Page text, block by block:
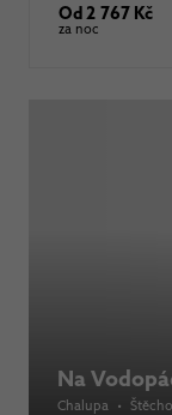
Od 2 767 Kč
za noc
Na
Chalupa •